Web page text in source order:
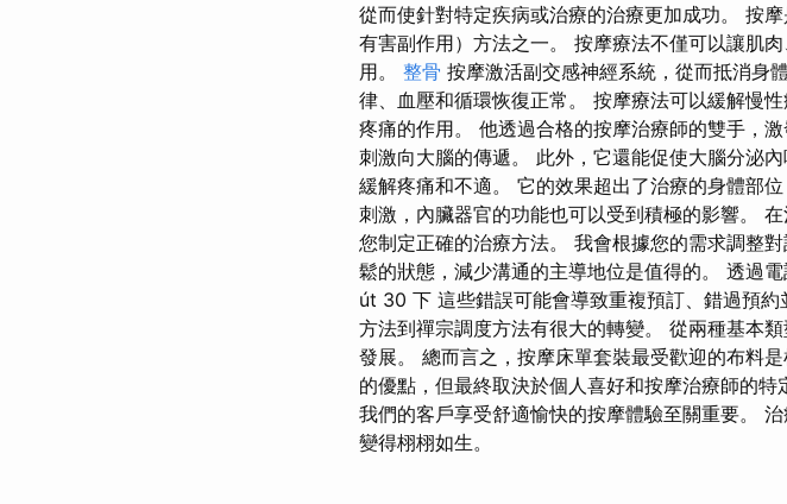
從而使針對特定疾病或治療的治療更加成功。 按
有害副作用）方法之一。 按摩療法不僅可以讓肌
用。 整骨 按摩激活副交感神經系統，從而抵消身
律、血壓和循環恢復正常。 按摩療法可以緩解慢
疼痛的作用。 他透過合格的按摩治療師的雙手，
刺激向大腦的傳遞。 此外，它還能促使大腦分泌
緩解疼痛和不適。 它的效果超出了治療的身體部
刺激，內臟器官的功能也可以受到積極的影響。
您制定正確的治療方法。 我會根據您的需求調整
鬆的狀態，減少溝通的主導地位是值得的。 透過
út 30 下 這些錯誤可能會導致重複預訂、錯過預約
方法到禪宗調度方法有很大的轉變。 從兩種基本
發展。 總而言之，按摩床單套裝最受歡迎的布料
的優點，但最終取決於個人喜好和按摩治療師的
我們的客戶享受舒適愉快的按摩體驗至關重要。
變得栩栩如生。